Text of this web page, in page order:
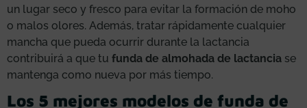
un lugar seco y fresco para evitar la formación de moho
o malos olores. Además, tratar rápidamente cualquier
mancha que pueda ocurrir durante la lactancia
contribuirá a que tu funda de almohada de lactancia se
mantenga como nueva por más tiempo.
Los 5 mejores modelos de funda de